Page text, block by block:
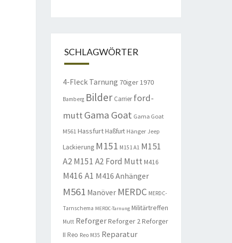
SCHLAGWÖRTER
4-Fleck Tarnung 70iger1970
Bamberg Bilder Carrier ford-
mutt Gama Goat Gama Goat
M561 Hassfurt Haßfurt Hänger Jeep
Lackierung M151 M151 A1 M151
A2 M151 A2 Ford Mutt M416
M416 A1 M416 Anhänger
M561 Manöver MERDC MERDC-
Tarnschema MERDC-Tarnung Militärtreffen
Mutt ReforgerReforger 2Reforger
II Reo Reo M35 Reparatur